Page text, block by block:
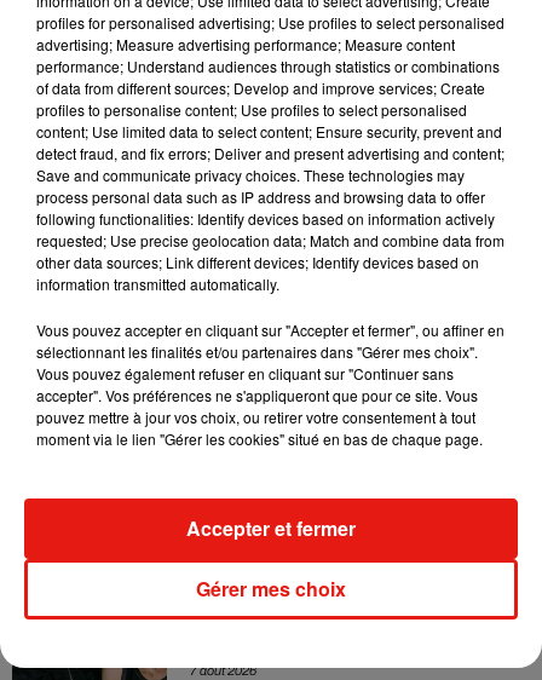
Musique
7 août 2026
Julien Lieb s’essaye à la vie de chatelain
dans son nouveau clip
7 août 2026
Sensation » avec Kylie Minogue
7 août 2026
profiles for personalised advertising; Use profiles to select personalised
advertising; Measure advertising performance; Measure content
performance; Understand audiences through statistics or combinations
of data from different sources; Develop and improve services; Create
profiles to personalise content; Use profiles to select personalised
content; Use limited data to select content; Ensure security, prevent and
detect fraud, and fix errors; Deliver and present advertising and content;
Save and communicate privacy choices. These technologies may
process personal data such as IP address and browsing data to offer
following functionalities: Identify devices based on information actively
requested; Use precise geolocation data; Match and combine data from
other data sources; Link different devices; Identify devices based on
information transmitted automatically.
Vous pouvez accepter en cliquant sur "Accepter et fermer", ou affiner en
sélectionnant les finalités et/ou partenaires dans "Gérer mes choix".
Vous pouvez également refuser en cliquant sur "Continuer sans
accepter". Vos préférences ne s'appliqueront que pour ce site. Vous
pouvez mettre à jour vos choix, ou retirer votre consentement à tout
moment via le lien "Gérer les cookies" situé en bas de chaque page.
Gérer mes choix
Accepter et fermer